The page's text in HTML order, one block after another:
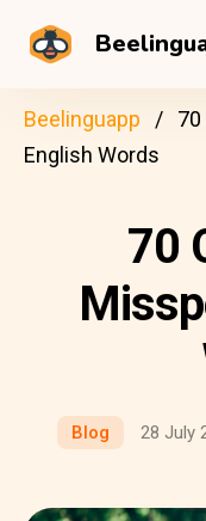
Beelinguapp
70 Commonly Misspelled
English Words
70
Blog 28 July